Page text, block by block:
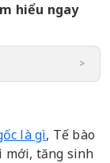
hiểu ngay
là gì, Tế bào
mới, tăng sinh